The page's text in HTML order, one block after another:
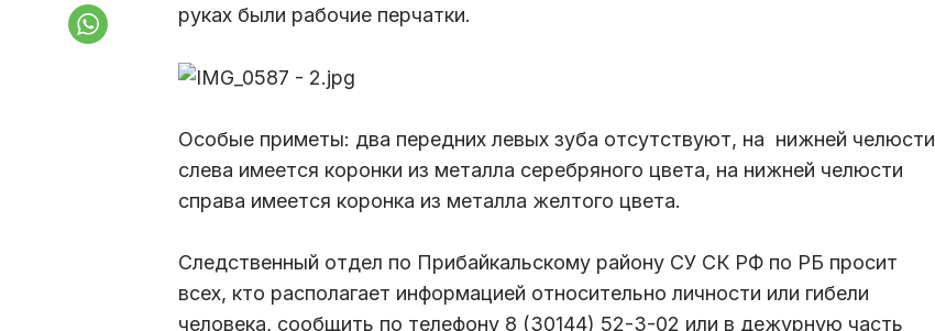
руках были рабочие перчатки.
Особые приметы: два передних левых зуба отсутствуют, на нижней челюсти
слева имеется коронки из металла серебряного цвета, на нижней челюсти
справа имеется коронка из металла желтого цвета.
Следственный отдел по Прибайкальскому району СУ СК РФ по РБ просит
всех, кто располагает информацией относительно личности или гибели
человека, сообщить по телефону 8 (30144) 52-3-02 или в дежурную часть